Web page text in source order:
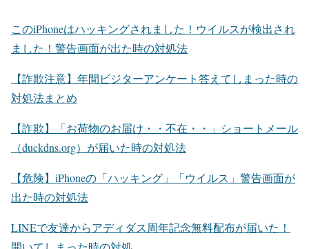
このiPhoneはハッキングされました！ウイルスが検出され
ました！警告画面が出た時の対処法
【詐欺注意】年間ビジターアンケート答えてしまった時の
対処法まとめ
【詐欺】「お荷物のお届け・・不在・・」ショートメール
（duckdns.org）が届いた時の対処法
【危険】iPhoneの「ハッキング」「ウイルス」警告画面が
出た時の対処法
LINEで友達からアディダス周年記念無料配布が届いた！